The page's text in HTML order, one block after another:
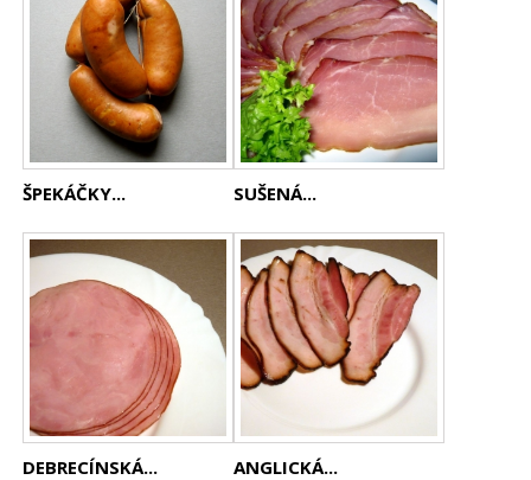
ŠPEKÁČKY... SUŠENÁ...
DEBRECÍNSKÁ... ANGLICKÁ...